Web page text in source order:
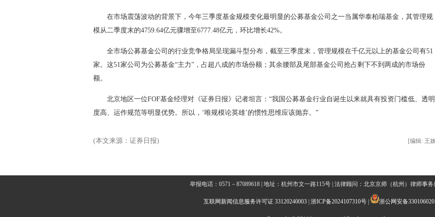
在市场震荡波动的背景下，今年三季度基金规模变化最明显的公募基金公司之一当属华泰柏瑞基金，其管理规
模从二季度末的4759.64亿元骤增至6777.48亿元，环比增长42%。
全市场公募基金公司的行业竞争格局呈现漏斗型分布，截至三季度末，管理规模在千亿元以上的基金公司有51
家。这51家公司为公募基金“主力”，占超八成的市场份额；其余腰部及尾部基金公司抢占剩下不到两成的市场份
额。
北京地区一位FOF基金经理对《证券日报》记者坦言：“我国公募基金行业自诞生以来就具有投资门槛低、透明
度高、运作规范等明显优势。所以，‘唯规模论英雄’的惯性思维应该抛弃。”
[编辑: 王
(本文来源：证券日报)
举报电话：0571－87089618 | 地址：杭州市文一路115号 | 法律顾问：北京京师（杭州）律师事
互联网新闻信息服务许可证 33120240003| 浙ICP备2024107310号| 浙公网安备